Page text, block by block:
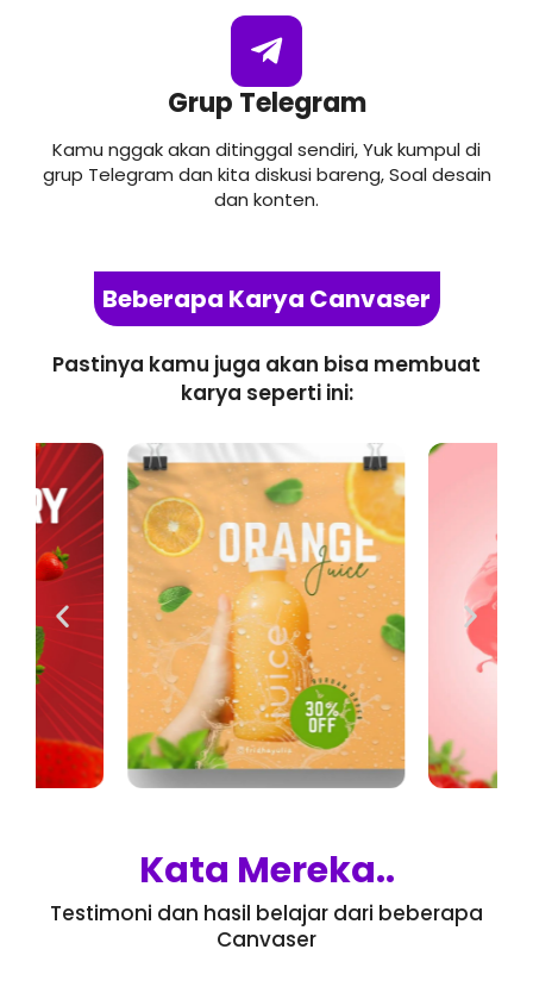
Grup Telegram
Kamu nggak akan ditinggal sendiri, Yuk kumpul di
grup Telegram dan kita diskusi bareng, Soal desain
dan konten.
Beberapa Karya Canvaser
Pastinya kamu juga akan bisa membuat
karya seperti ini:
Kata Mereka..
Testimoni dan hasil belajar dari beberapa
Canvaser